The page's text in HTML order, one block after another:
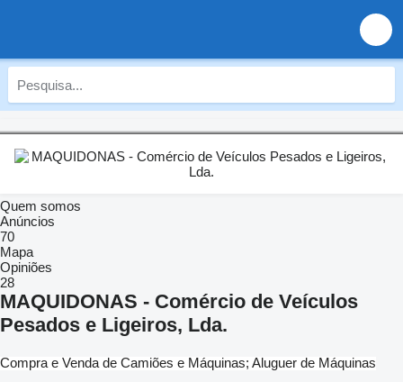
Quem somos
Anúncios
70
Mapa
Opiniões
28
MAQUIDONAS - Comércio de Veículos
Pesados e Ligeiros, Lda.
Compra e Venda de Camiões e Máquinas; Aluguer de Máquinas